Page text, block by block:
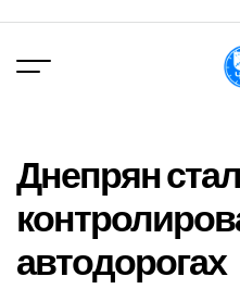
вмісту
Днепрян
автодорогах